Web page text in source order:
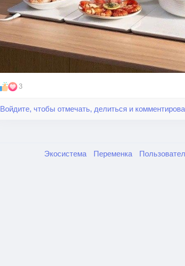
3
Войдите, чтобы отмечать, делиться и
Экосистема Переменка